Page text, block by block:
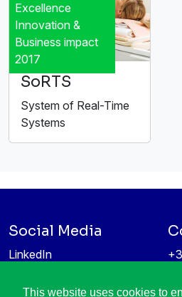
This website uses cookies to
Excellence
Innovation &
Business impact
2017
SoRTS
System of Real-Time
Systems
Social Media
LinkedIn